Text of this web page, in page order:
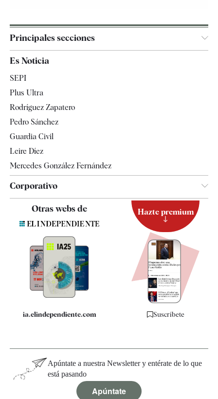
Principales secciones
España
Televisión
Es Noticia
SEPI
Plus Ultra
Rodríguez Zapatero
Pedro Sánchez
Guardia Civil
Leire Díez
Mercedes González Fernández
Corporativo
Contacto
Quiénes somos
Especificaciones
Otras webs de
ia.elindependiente.com
Hazte premium
Suscríbete
Apúntate a nuestra Newsletter y entérate de lo que
está pasando
Apúntate